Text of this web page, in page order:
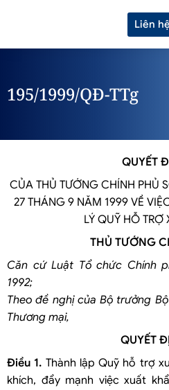
Liên hệ
195/1999/QĐ-TTg
QUYẾT
CỦA THỦ TƯỚNG CHÍNH PHỦ
27 THÁNG 9 NĂM 1999 VỀ
LÝ QUỸ HỖ TRỢ
THỦ TƯỚNG
Căn cứ Luật Tổ chức Chính
1992;
Theo đề nghị của Bộ trưởng
Thương mại,
QUYẾT
Điều 1. Thành lập Quỹ hỗ trợ
khích, đẩy mạnh việc xuất